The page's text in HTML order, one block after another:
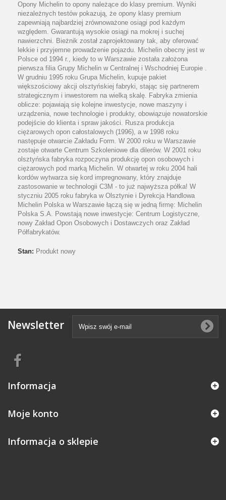
Opony Michelin to opony należące do klasy premium. Wyniki
niezależnych testów pokazują, że opony klasy premium
zapewniają najbardziej zrównoważone osiągi pod każdym
względem. Gwarantują wysokie osiągi na mokrej i suchej
nawierzchni. Bieżnik został zaprojektowany tak, aby oferować
lekkie i przyjemne prowadzenie pojazdu. Michelin obecny jest w
Polsce od 1994 r., kiedy to w Warszawie została założona
pierwsza filia Grupy Michelin w Centralnej i Wschodniej Europie .
W grudniu 1995 roku Grupa Michelin, kupuje pakiet
większościowy akcji olsztyńskiej fabryki, stając się partnerem
strategicznym i inwestorem na wielką skalę. Fabryka zmienia
oblicze: pojawiają się kolejne inwestycje, nowe maszyny i
urządzenia, nowe technologie i produkty, obowiązuje nowatorskie
podejście do klienta i spraw jakości. Rusza produkcja
ciężarowych opon całostalowych (1996), a w 1998 roku
następuje otwarcie Zakładu Form. W 2000 roku w Warszawie
zostaje otwarte Centrum Szkoleniowe dla dilerów. W 2001 roku
olsztyńska fabryka rozpoczyna produkcję opon osobowych i
ciężarowych pod marką Michelin. W otwartej w roku 2004 hali
kordów wytwarza się kord impregnowany, który znajduje
zastosowanie w technologii C3M - to już najwyższa półka! W
styczniu 2005 roku fabryka w Olsztynie i Dyrekcja Handlowa
Michelin Polska w Warszawie łączą się w jedną firmę: Michelin
Polska S.A. Powstają nowe inwestycje: Centrum Logistyczne,
nowy Zakład Opon Osobowych i Dostawczych oraz Zakład
Półfabrykatów.
Stan: Produkt nowy
Newsletter
Informacja
Moje konto
Informacja o sklepie